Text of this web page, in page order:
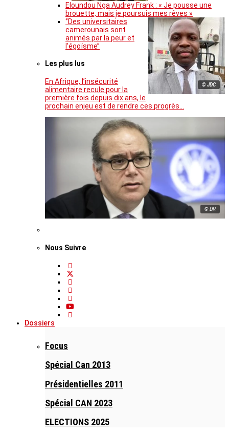
Eloundou Nga Audrey Frank : « Je pousse une
brouette, mais je poursuis mes rêves »
© JDC
‘’Des universitaires
camerounais sont
animés par la peur et
l’égoïsme’’
Les plus lus
En Afrique, l’insécurité
alimentaire recule pour la
première fois depuis dix ans, le
prochain enjeu est de rendre ces progrès…
© DR
Nous Suivre
Dossiers
Focus
Spécial Can 2013
Présidentielles 2011
Spécial CAN 2023
ELECTIONS 2025